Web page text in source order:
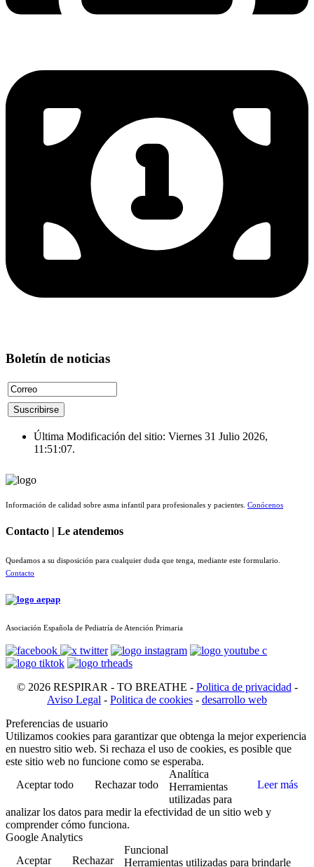
Boletín de noticias
Última Modificación del sitio: Viernes 31 Julio 2026,
11:51:07.
Información de calidad sobre asma infantil para profesionales y pacientes. Conócenos
Contacto | Le atendemos
Quedamos a su disposición para cualquier duda que tenga, mediante este formulario.
Contacto
Asociación Española de Pediatría de Atención Primaria
© 2026 RESPIRAR - TO BREATHE - Politica de privacidad -
Aviso Legal - Politica de cookies - desarrollo web
Preferencias de usuario
Utilizamos cookies para garantizar que obtenga la mejor experiencia
en nuestro sitio web. Si rechaza el uso de cookies, es posible que
este sitio web no funcione como se esperaba.
Aceptar todo
Rechazar todo Leer más
Analítica
Herramientas
utilizadas para
analizar los datos para medir la efectividad de un sitio web y
comprender cómo funciona.
Google Analytics
Aceptar
Rechazar
Funcional
Herramientas utilizadas para brindarle